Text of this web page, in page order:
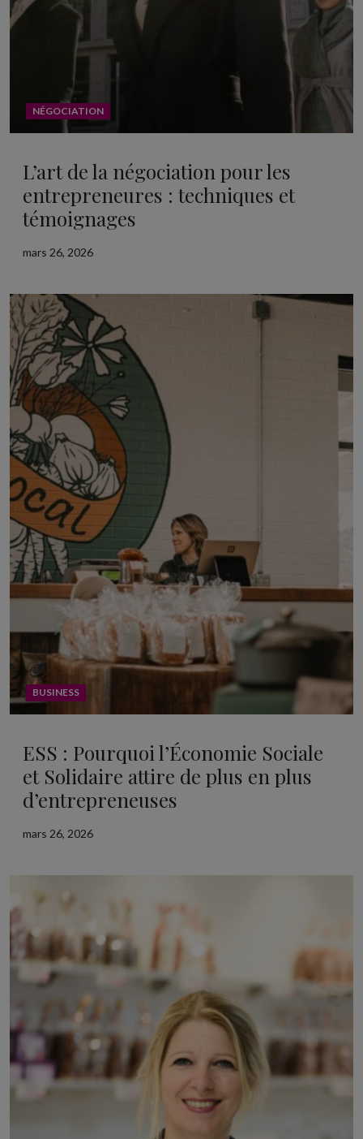
NÉGOCIATION
L’art de la négociation pour les
entrepreneures : techniques et
témoignages
mars 26, 2026
BUSINESS
ESS : Pourquoi l’Économie Sociale
et Solidaire attire de plus en plus
d’entrepreneuses
mars 26, 2026